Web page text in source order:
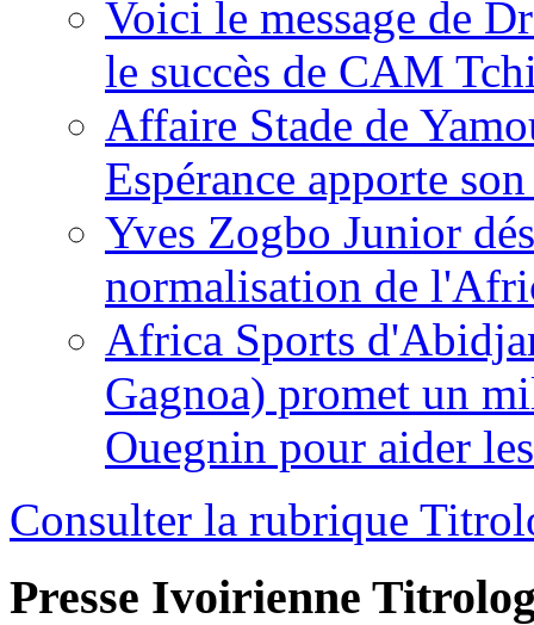
Voici le message de
le succès de CAM
Affaire Stade de
Espérance apporte
Yves Zogbo Junior
normalisation de
Africa Sports
Gagnoa) promet un
Ouegnin pour aider
Consulter la rubrique
Presse Ivoirienne